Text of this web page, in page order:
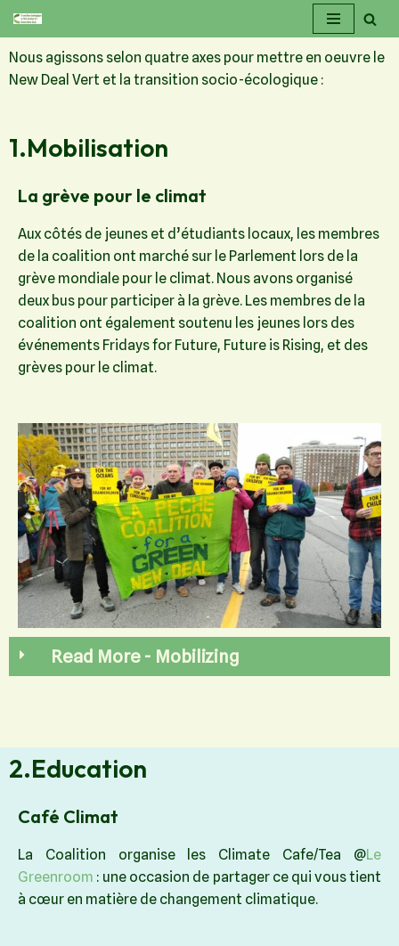
Aller
au
Nous agissons selon quatre axes pour mettre en oeuvre le
New Deal Vert et la transition socio-écologique :
1.Mobilisation
La grève pour le climat
Aux côtés de jeunes et d’étudiants locaux, les membres
de la coalition ont marché sur le Parlement lors de la
grève mondiale pour le climat. Nous avons organisé
deux bus pour participer à la grève. Les membres de la
coalition ont également soutenu les jeunes lors des
événements Fridays for Future, Future is Rising, et des
grèves pour le climat.
Read More - Mobilizing
2.Education
Café Climat
La Coalition organise les Climate Cafe/Tea @Le
Greenroom : une occasion de partager ce qui vous tient
à cœur en matière de changement climatique.